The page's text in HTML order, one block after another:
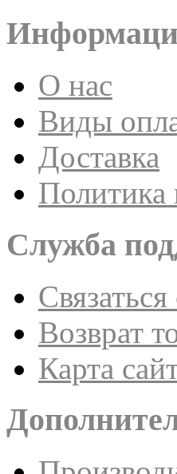
О нас
Виды
Доставка
Политика
Служба
Возврат
Карта